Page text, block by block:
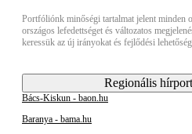
Portfóliónk minőségi tartalmat jelent minden
országos lefedettséget és változatos
keressük az új irányokat és fejlődési
Regionális
Bács-Kiskun - baon.hu
Baranya - bama.hu